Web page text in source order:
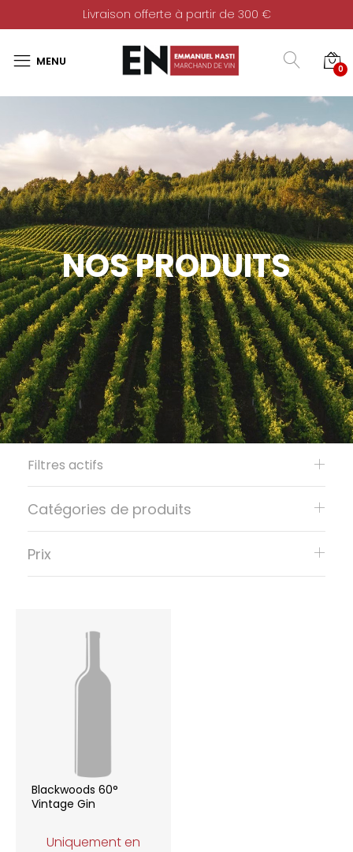
Livraison offerte à partir de 300 €
0
NOS PRODUITS
Blackwoods 60°
Vintage Gin
Uniquement en
Filtres actifs
Catégories de produits
Prix